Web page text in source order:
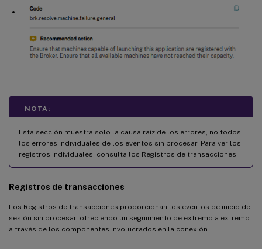
NOTA:
Esta sección muestra solo la causa raíz de los errores, no todos
los errores individuales de los eventos sin procesar. Para ver los
registros individuales, consulta los Registros de transacciones.
Registros de transacciones
Los Registros de transacciones proporcionan los eventos de inicio de
sesión sin procesar, ofreciendo un seguimiento de extremo a extremo
a través de los componentes involucrados en la conexión.